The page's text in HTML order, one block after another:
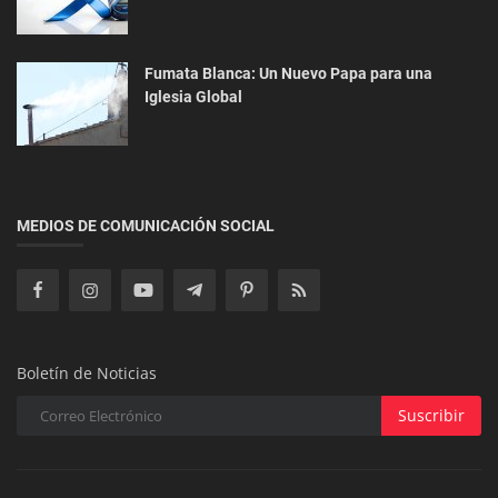
Turismo y Viajes
El Encanto Verde: Tras las Huellas del Día de San
Patricio en la Cultu...
Fumata Blanca: Un Nuevo Papa para una
Iglesia Global
MEDIOS DE COMUNICACIÓN SOCIAL
Boletín de Noticias
Suscribir